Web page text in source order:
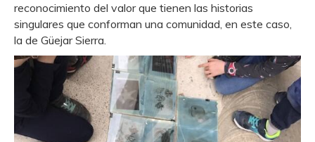
reconocimiento del valor que tienen las historias
singulares que conforman una comunidad, en este caso,
la de Güejar Sierra.